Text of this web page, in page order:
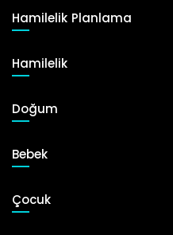
Hamilelik Planlama
Hamilelik
Doğum
Bebek
Çocuk